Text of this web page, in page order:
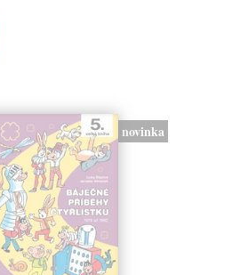
novinka